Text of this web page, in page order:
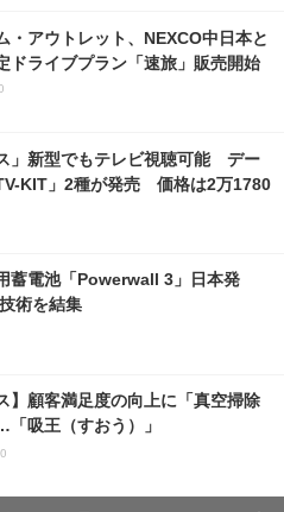
・アウトレット、NEXCO中日本と
ドライブプラン「速旅」販売開始
」新型でもテレビ視聴可能 デー
KIT」2種が発売 価格は2万1780
蓄電池「Powerwall 3」日本発
術を結集
】顧客満足度の向上に「真空掃除
吸王（すおう）」